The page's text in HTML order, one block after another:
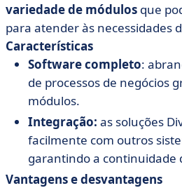
variedadede módulos que
para atender às necessidades
Características
Software completo:
de processos de negócios
módulos.
Integração: as soluções
facilmente com outros
garantindo a continuidade
Vantagens e desvantagens